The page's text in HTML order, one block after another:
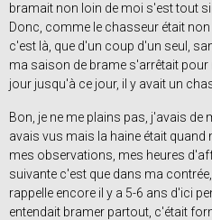
bramait non loin de moi s'est tout
Donc, comme le chasseur était
c'est là, que d'un coup d'un seul,
ma saison de brame s'arrêtait
jour jusqu'à ce jour, il y avait un
Bon, je ne me plains pas, j'avais de
avais vus mais la haine était quand
mes observations, mes heures
suivante c'est que dans ma
rappelle encore il y a 5-6 ans d'ici
entendait bramer partout, c'était